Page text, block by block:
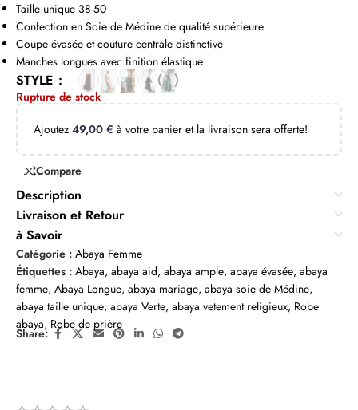
Taille unique 38-50
Confection en Soie de Médine de qualité supérieure
Coupe évasée et couture centrale distinctive
Manches longues avec finition élastique
STYLE
Rupture de stock
Ajoutez 49,00 € à votre panier et la livraison sera offerte!
Compare
Description
Livraison et Retour
à Savoir
Catégorie : Abaya Femme
Étiquettes : Abaya, abaya aid, abaya ample, abaya évasée, abaya
femme, Abaya Longue, abaya mariage, abaya soie de Médine,
abaya taille unique, abaya Verte, abaya vetement religieux, Robe
abaya, Robe de prière
Share: